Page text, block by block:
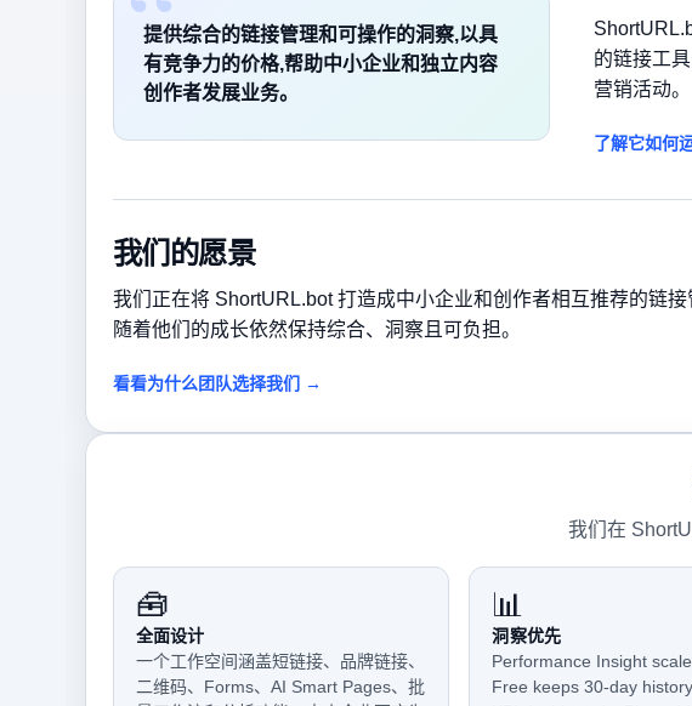
提供综合的链接管理和可操作的洞察,以具
有竞争力的价格,帮助中小企业和独立内容
创作者发展业务。
的链接工
营销活动。
了解它如何
我们的愿景
我们正在将 ShortURL.bot 打造成中小企业和创作者相互推荐的链
随着他们的成长依然保持综合、洞察且可负担。
看看为什么团队选择我们 →
我们在
🧰
全面设计
一个工作空间涵盖短链接、品牌链接、
二维码、Forms、AI Smart Pages、批
📊
洞察优先
Performance Insight
Free keeps 30-day